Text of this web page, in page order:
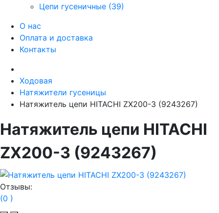
Цепи гусеничные (39)
О нас
Оплата и доставка
Контакты
Ходовая
Натяжители гусеницы
Натяжитель цепи HITACHI ZX200-3 (9243267)
Натяжитель цепи HITACHI
ZX200-3 (9243267)
Отзывы:
(0 )